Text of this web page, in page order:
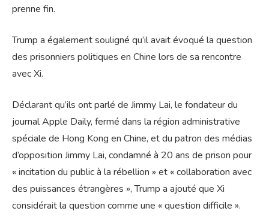
prenne fin.
Trump a également souligné qu’il avait évoqué la question
des prisonniers politiques en Chine lors de sa rencontre
avec Xi.
Déclarant qu’ils ont parlé de Jimmy Lai, le fondateur du
journal Apple Daily, fermé dans la région administrative
spéciale de Hong Kong en Chine, et du patron des médias
d’opposition Jimmy Lai, condamné à 20 ans de prison pour
« incitation du public à la rébellion » et « collaboration avec
des puissances étrangères », Trump a ajouté que Xi
considérait la question comme une « question difficile ».